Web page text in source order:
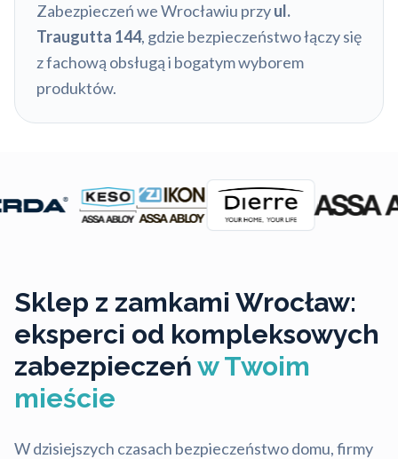
Zabezpieczeń we Wrocławiu przyul.
Traugutta 144, gdzie bezpieczeństwo łączy się
z fachową obsługą i bogatym wyborem
produktów.
Sklep z zamkami Wrocław:
eksperci od kompleksowych
zabezpieczeń w Twoim
mieście
W dzisiejszych czasach bezpieczeństwo domu, firmy